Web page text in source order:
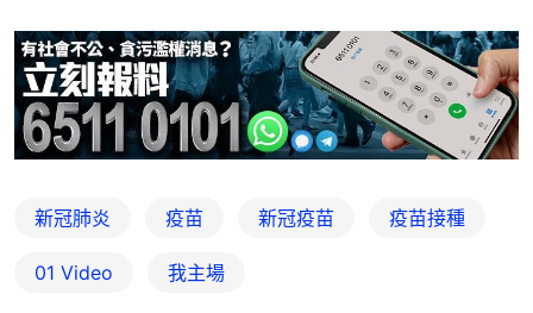
新冠肺炎 疫苗 新冠疫苗 疫苗接種
01 Video 我主場